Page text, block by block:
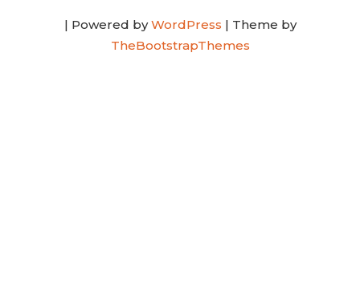
| Powered byWordPress | Theme by
TheBootstrapThemes